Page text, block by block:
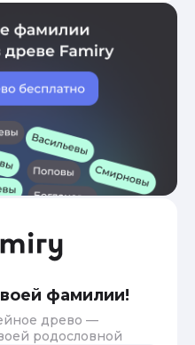
фамилии!
древо —
родословной